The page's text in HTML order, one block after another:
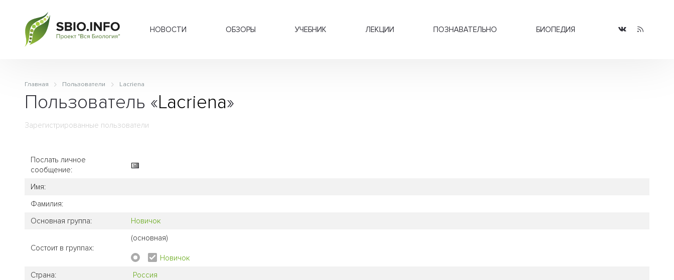
НОВОСТИ ОБЗОРЫ УЧЕБНИК ЛЕКЦИИ ПОЗНАВАТЕЛЬНО БИОПЕДИЯ
Главная Пользователи Lacriena
Пользователь «Lacriena»
Зарегистрированные пользователи
Послать личное
сообщение:
Имя:
Фамилия:
Основная группа:
Новичок
Состоит в группах:
(основная)
Новичок
Страна:
Россия